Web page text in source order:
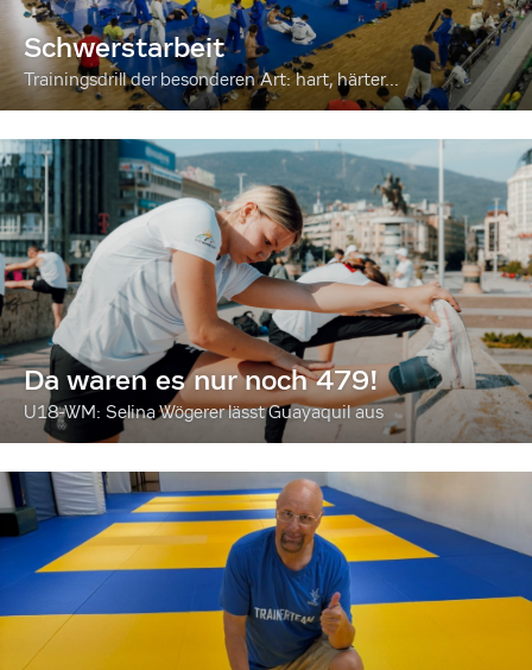
Schwerstarbeit
Trainingsdrill der besonderen Art: hart, härter...
Da waren es nur noch 479!
U18-WM: Selina Wögerer lässt Guayaquil aus